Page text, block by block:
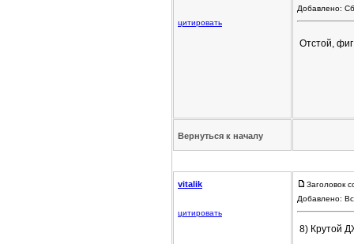
цитировать
Добавлено:
Отстой,
Вернуться к началу
vitalik
цитировать
Заголовок
Добавлено:
8) Крутой